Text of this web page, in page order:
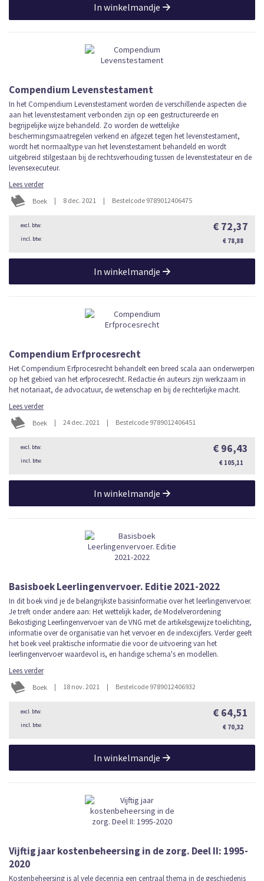
In winkelmandje
Compendium Levenstestament
In het Compendium Levenstestament worden de verschillende aspecten die
aan het levenstestament verbonden zijn op een gestructureerde en
begrijpelijke wijze behandeld. Zo worden de wettelijke
beschermingsmaatregelen verkend en afgezet tegen het levenstestament,
wordt het normaaltype van het levenstestament behandeld en wordt
uitgebreid stilgestaan bij de rechtsverhouding tussen de levenstestateur en de
levensexecuteur.
Lees verder
Boek | 8 dec. 2021 | Bestelcode 9789012406475
€ 72,37
€ 78,88
In winkelmandje
Compendium Erfprocesrecht
Het Compendium Erfprocesrecht behandelt een breed scala aan onderwerpen
op het gebied van het erfprocesrecht. Redactie én auteurs zijn werkzaam in
het notariaat, de advocatuur, de wetenschap en bij de rechterlijke macht.
Lees verder
Boek | 24 dec. 2021 | Bestelcode 9789012406451
€ 96,43
€ 105,11
In winkelmandje
Basisboek Leerlingenvervoer. Editie 2021-2022
In dit boek vind je de belangrijkste basisinformatie over het leerlingenvervoer.
Je treft onder andere aan: Het wettelijk kader, de Modelverordening
Bekostiging Leerlingenvervoer van de VNG met de artikelsgewijze toelichting,
informatie over de organisatie van het vervoer en de indexcijfers. Verder geeft
het boek veel praktische informatie die voor de uitvoering van het
leerlingenvervoer waardevol is, en handige schema's en modellen.
Lees verder
Boek | 18 nov. 2021 | Bestelcode 9789012406932
€ 64,51
€ 70,32
In winkelmandje
Vijftig jaar kostenbeheersing in de zorg. Deel II: 1995-
2020
Kostenbeheersing is al vele decennia een centraal thema in de geschiedenis